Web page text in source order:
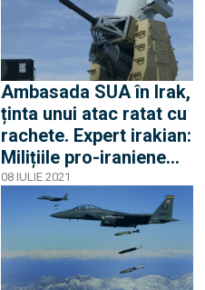
Ambasada SUA în Irak,
ținta unui atac ratat cu
rachete. Expert irakian:
Milițiile pro-iraniene
încearcă o
demonstrație de forță
08 IULIE 2021